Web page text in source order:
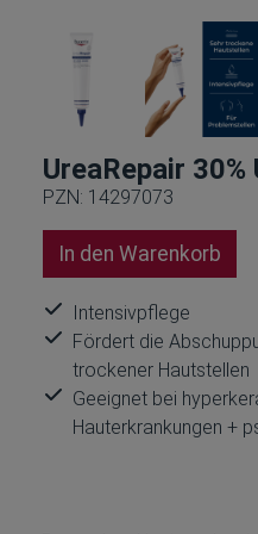
UreaRepair 30%
PZN: 14297073
In den Warenkorb
Intensivpflege
Fördert die
trockener Hautstellen
Geeignet bei
Hauterkrankungen +